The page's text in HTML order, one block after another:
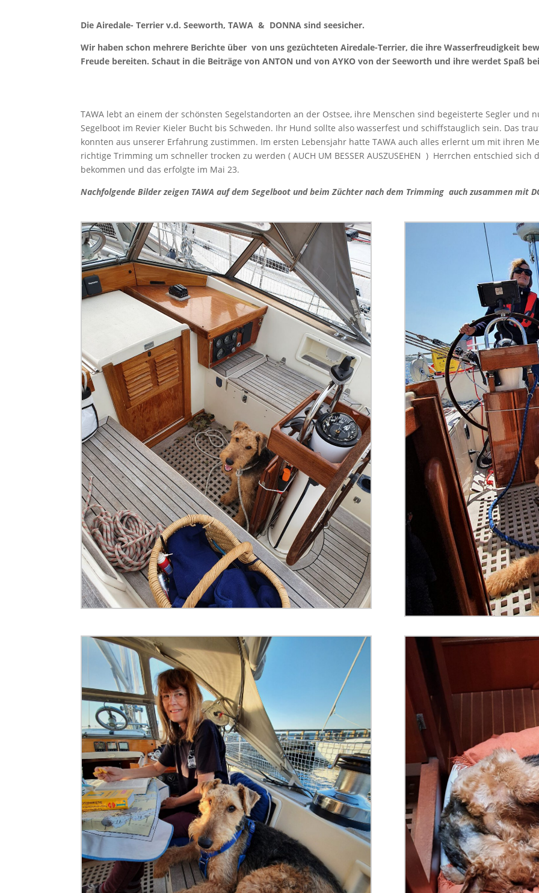
Die Airedale- Terrier v.d. Seeworth, TAWA & DONNA sind seesicher.
Wir haben schon mehrere Berichte über von uns gezüchteten Airedale-Terrier, die ihre Wasserfreudigkeit
Freude bereiten. Schaut in die Beiträge von ANTON und von AYKO von der Seeworth und ihre werdet Spaß
TAWA lebt an einem der schönsten Segelstandorten an der Ostsee, ihre Menschen sind begeisterte Segler und
Segelboot im Revier Kieler Bucht bis Schweden. Ihr Hund sollte also wasserfest und schiffstauglich sein. Das
konnten aus unserer Erfahrung zustimmen. Im ersten Lebensjahr hatte TAWA auch alles erlernt um mit ihren
richtige Trimming um schneller trocken zu werden ( AUCH UM BESSER AUSZUSEHEN ) Herrchen entschied
bekommen und das erfolgte im Mai 23.
Nachfolgende Bilder zeigen TAWA auf dem Segelboot und beim Züchter nach dem Trimming auch zusammen mit